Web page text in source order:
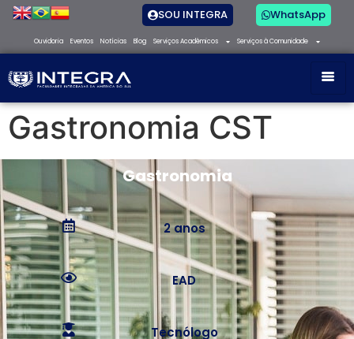
SOU INTEGRA WhatsApp
Ouvidoria Eventos Notícias Blog Serviços Acadêmicos Serviços à Comunidade
Gastronomia CST
Gastronomia
2 anos
EAD
Tecnólogo